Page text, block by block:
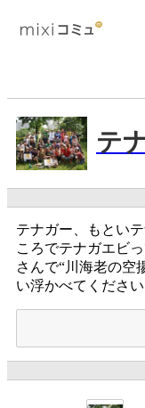
テ
テナガー、もとい
ころでテナガエビ
さんで“川海老の空
い浮かべてくださ